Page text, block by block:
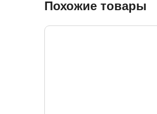
Похожие товары